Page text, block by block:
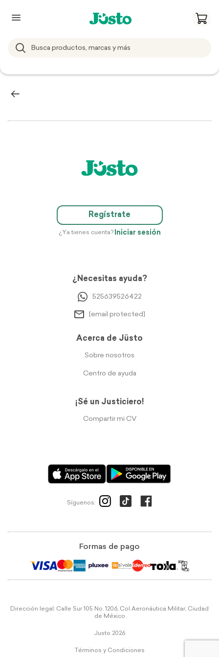
Regístrate
¿Ya tienes cuenta? Iniciar sesión
¿Necesitas ayuda?
525639526422
[email protected]
Acerca de Jüsto
Sobre nosotros
Centro de ayuda
¡Sé un Justiciero!
Compartir mi CV
Síguenos:
Formas de pago
Dirección legal: Calle Sur 105 No. 1206, Col Aeronáutica Militar, Ciudad
de México
Justo 2026
Términos y Condiciones